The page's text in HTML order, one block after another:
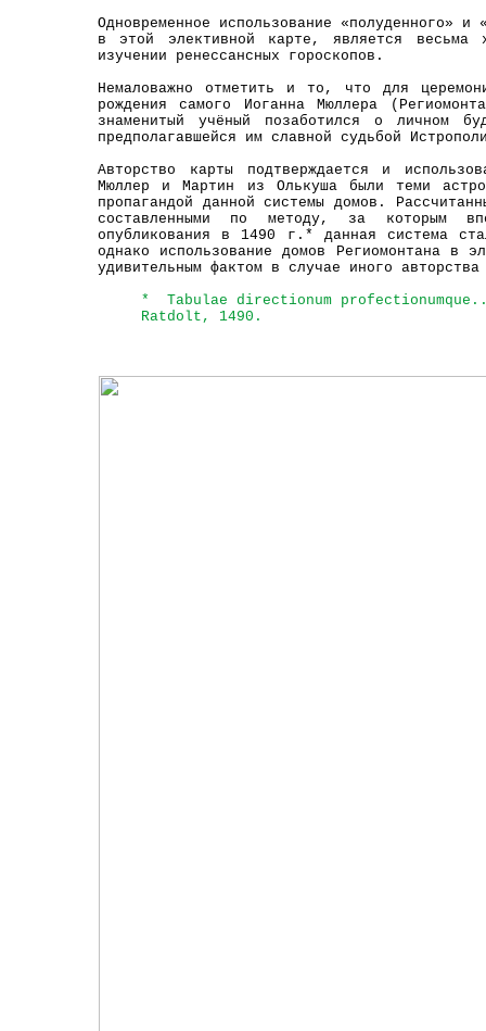
Одновременное использование «полуденного» и
в этой элективной карте, является весьма
изучении ренессансных гороскопов.
Немаловажно отметить и то, что для
рождения самого Иоганна Мюллера
знаменитый учёный позаботился о личном
предполагавшейся им славной судьбой
Авторство карты подтверждается и
Мюллер и Мартин из Олькуша были теми
пропагандой данной системы домов.
составленными по методу, за которым
опубликования в 1490 г.* данная система
однако использование домов Региомонтана в
удивительным фактом в случае иного
* Tabulae directionum
Ratdolt, 1490.